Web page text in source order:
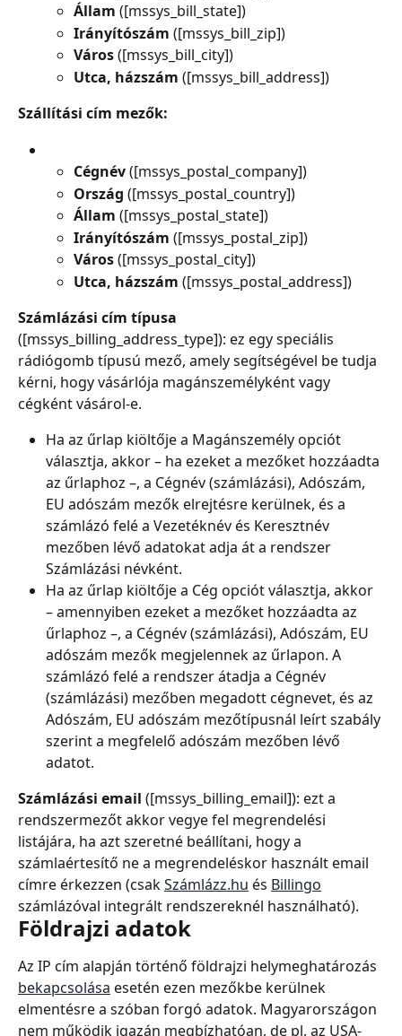
Állam ([mssys_bill_state])
Irányítószám ([mssys_bill_zip])
Város ([mssys_bill_city])
Utca, házszám ([mssys_bill_address])
Szállítási cím mezők:
Cégnév ([mssys_postal_company])
Ország ([mssys_postal_country])
Állam ([mssys_postal_state])
Irányítószám ([mssys_postal_zip])
Város ([mssys_postal_city])
Utca, házszám ([mssys_postal_address])
Számlázási cím típusa
([mssys_billing_address_type]): ez egy speciális
rádiógomb típusú mező, amely segítségével be tudja
kérni, hogy vásárlója magánszemélyként vagy
cégként vásárol-e.
Ha az űrlap kiöltője a Magánszemély opciót
választja, akkor – ha ezeket a mezőket hozzáadta
az űrlaphoz –, a Cégnév (számlázási), Adószám,
EU adószám mezők elrejtésre kerülnek, és a
számlázó felé a Vezetéknév és Keresztnév
mezőben lévő adatokat adja át a rendszer
Számlázási névként.
Ha az űrlap kiöltője a Cég opciót választja, akkor
– amennyiben ezeket a mezőket hozzáadta az
űrlaphoz –, a Cégnév (számlázási), Adószám, EU
adószám mezők megjelennek az űrlapon. A
számlázó felé a rendszer átadja a Cégnév
(számlázási) mezőben megadott cégnevet, és az
Adószám, EU adószám mezőtípusnál leírt szabály
szerint a megfelelő adószám mezőben lévő
adatot.
Számlázási email ([mssys_billing_email]): ezt a
rendszermezőt akkor vegye fel megrendelési
listájára, ha azt szeretné beállítani, hogy a
számlaértesítő ne a megrendeléskor használt email
címre érkezzen (csak Számlázz.hu és Billingo
számlázóval integrált rendszereknél használható).
Földrajzi adatok
Az IP cím alapján történő földrajzi helymeghatározás
bekapcsolása esetén ezen mezőkbe kerülnek
elmentésre a szóban forgó adatok. Magyarországon
nem működik igazán megbízhatóan, de pl. az USA-